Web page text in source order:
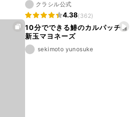
クラシル公式
4.38(362)
10分でできる鰆のカルパッチョ
新玉マヨネーズ
sekimoto yunosuke